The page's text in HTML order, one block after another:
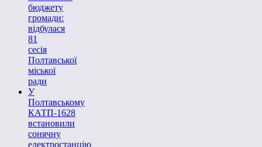
бюджету
громади:
відбулася
81
сесія
Полтавської
міської
ради
У
Полтавському
КАТП-1628
встановили
сонячну
електростанцію